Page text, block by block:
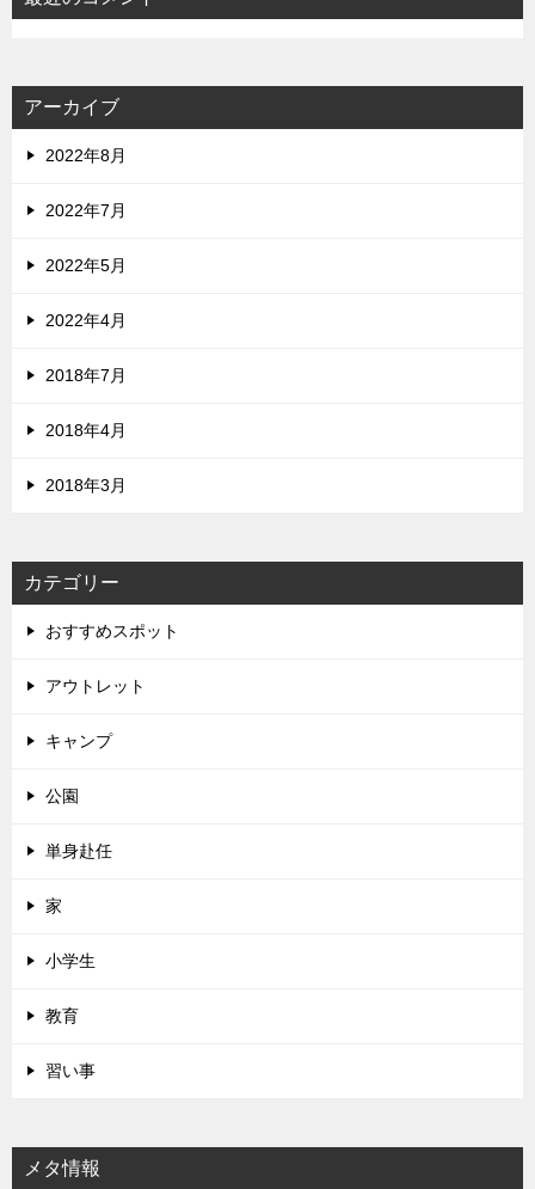
アーカイブ
2022年8月
2022年7月
2022年5月
2022年4月
2018年7月
2018年4月
2018年3月
カテゴリー
おすすめスポット
アウトレット
キャンプ
公園
単身赴任
家
小学生
教育
習い事
メタ情報